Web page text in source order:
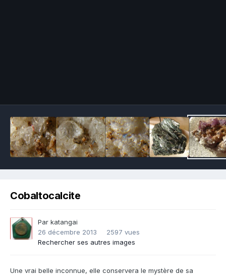
Cobaltocalcite
Par katangai
26 décembre 2013
2597 vues
Rechercher ses autres images
Une vrai belle inconnue, elle conservera le mystère de sa